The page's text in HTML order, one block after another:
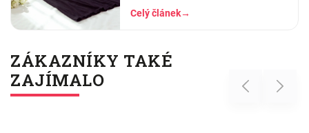
práce, do divadla nebo na rande, ale
to, v čem stráví těch osm hodin…
Celý článek→
ZÁKAZNÍKY TAKÉ
ZAJÍMALO
Previous Next